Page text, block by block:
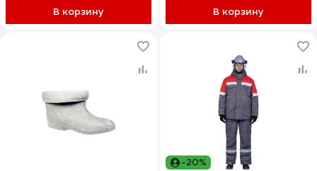
В корзину В корзину
-20%